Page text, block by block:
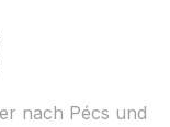
nach Pécs und